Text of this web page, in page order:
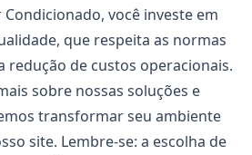
Condicionado, você investe em
que respeita as normas
redução de custos operacionais.
sobre nossas soluções e
transformar seu ambiente
site. Lembre-se: a escolha de